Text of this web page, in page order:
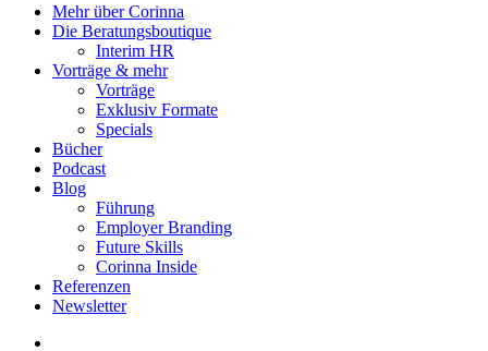
Mehr über Corinna
Die Beratungsboutique
Interim HR
Vorträge & mehr
Vorträge
Exklusiv Formate
Specials
Bücher
Podcast
Blog
Führung
Employer Branding
Future Skills
Corinna Inside
Referenzen
Newsletter